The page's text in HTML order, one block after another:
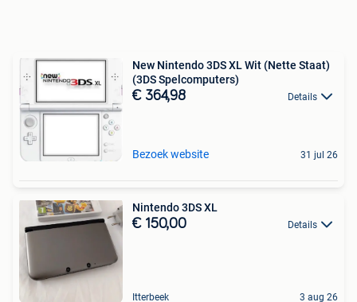
New Nintendo 3DS XL Wit (Nette Staat)
(3DS Spelcomputers)
€ 364,98 Details
Bezoek website 31 jul 26
Nintendo 3DS XL
€ 150,00 Details
Itterbeek 3 aug 26